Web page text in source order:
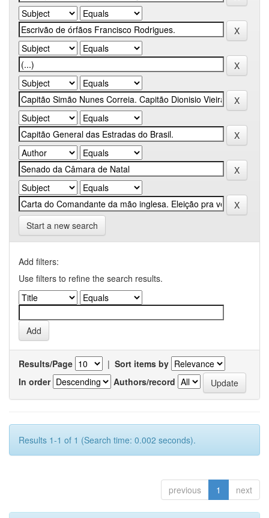
Start a new search
Add filters:
Use filters to refine the search results.
Results/Page | Sort items by
In order
Authors/record
Results 1-1 of 1 (Search time: 0.002 seconds).
previous 1 next